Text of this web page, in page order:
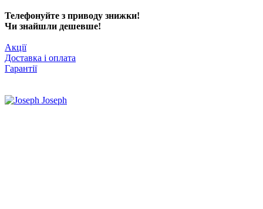
Телефонуйте з приводу знижки!
Чи знайшли дешевше!
Акції
Доставка і оплата
Гарантії